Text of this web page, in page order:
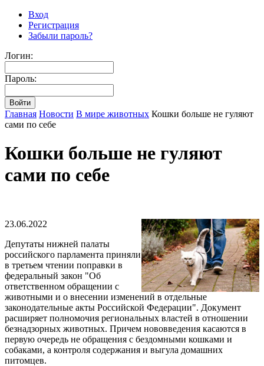
Вход
Регистрация
Забыли пароль?
Логин:
Пароль:
Главная Новости В мире животных Кошки больше не гуляют
сами по себе
Кошки больше не гуляют
сами по себе
23.06.2022
Депутаты нижней палаты
российского парламента приняли
в третьем чтении поправки в
федеральный закон "Об
ответственном обращении с
животными и о внесении изменений в отдельные
законодательные акты Российской Федерации". Документ
расширяет полномочия региональных властей в отношении
безнадзорных животных. Причем нововведения касаются в
первую очередь не обращения с бездомными кошками и
собаками, а контроля содержания и выгула домашних
питомцев.